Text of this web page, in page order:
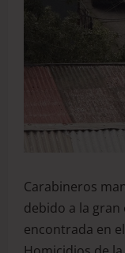
Carabineros
debido a la
encontrada en